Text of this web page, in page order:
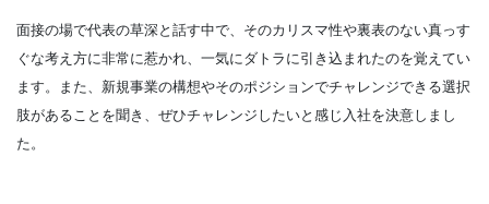
面接の場で代表の草深と話す中で、そのカリスマ性や裏表のない真っす
ぐな考え方に非常に惹かれ、一気にダトラに引き込まれたのを覚えてい
ます。また、新規事業の構想やそのポジションでチャレンジできる選択
肢があることを聞き、ぜひチャレンジしたいと感じ入社を決意しまし
た。